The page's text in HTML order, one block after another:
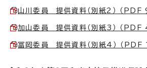
山川委員 提供資料（別紙2） （PDF
加山委員 提供資料（別紙3） （PDF
冨岡委員 提供資料（別紙4） （